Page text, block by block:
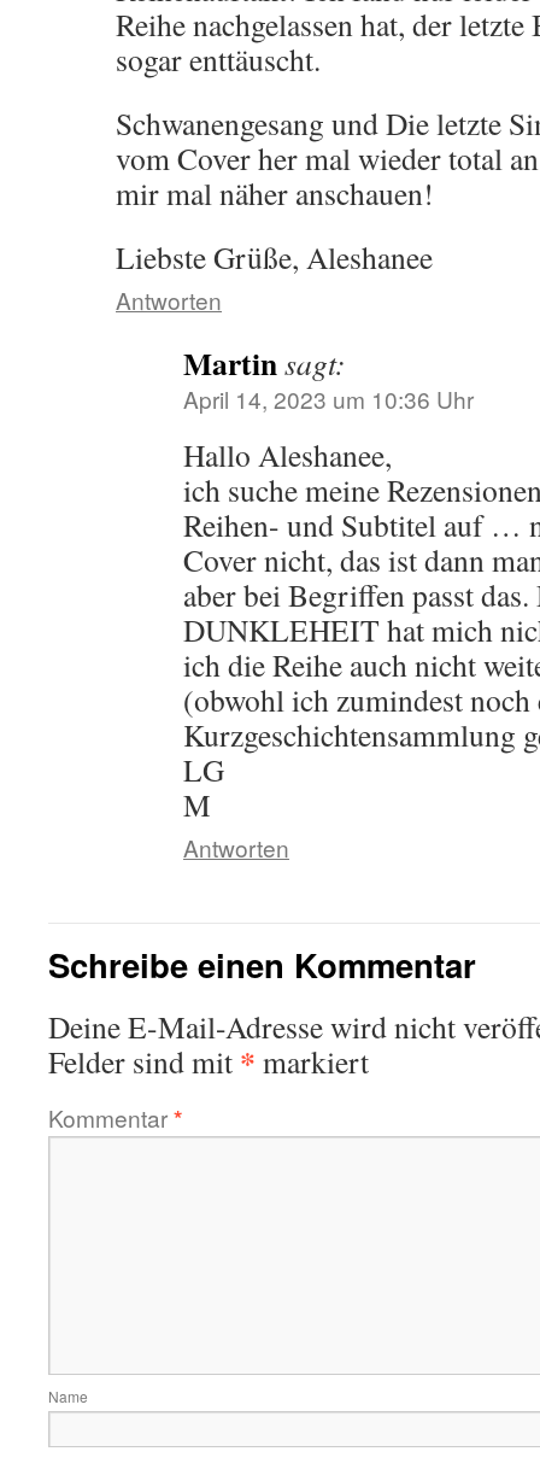
Reihe nachgelassen hat, der
sogar enttäuscht.
Schwanengesang und Die letzte
vom Cover her mal wieder total
mir mal näher anschauen!
Liebste Grüße, Aleshanee
Antworten
Martinsagt:
April 14, 2023 um 10:36 Uhr
Hallo Aleshanee,
ich suche meine
Reihen- und Subtitel auf …
Cover nicht, das ist dann
aber bei Begriffen passt
DUNKLEHEIT hat mich
ich die Reihe auch nicht
(obwohl ich zumindest noch
Kurzgeschichtensammlung
LG
M
Antworten
Schreibe einen Kommentar
Deine E-Mail-Adresse wird nicht
Felder sind mit * markiert
Kommentar*
Name